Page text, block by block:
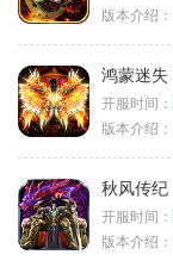
版本介绍：
鸿蒙迷失
开服时间：
版本介绍：
秋风传纪
开服时间：
版本介绍：